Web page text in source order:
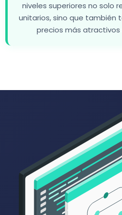
niveles superiores no solo
unitarios, sino que también
precios más atractivos